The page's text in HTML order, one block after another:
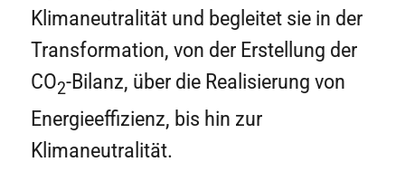
Klimaneutralität und begleitet sie in der
Transformation, von der Erstellung der
CO2-Bilanz, über die Realisierung von
Energieeffizienz, bis hin zur
Klimaneutralität.